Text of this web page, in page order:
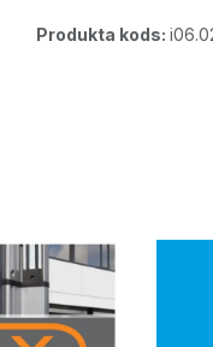
Produkta kods: